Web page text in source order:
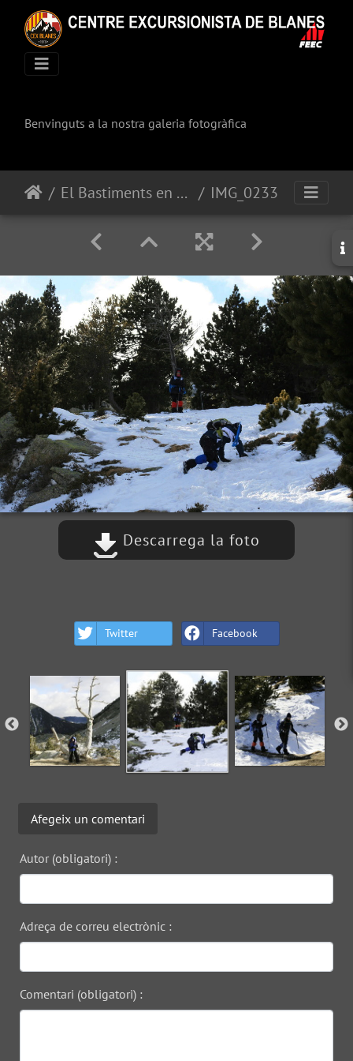
Benvinguts a la nostra galeria fotogràfica
El Bastiments en raquetes IMG_0233
Descarrega la foto
Twitter Facebook
Afegeix un comentari
Autor (obligatori) :
Adreça de correu electrònic :
Comentari (obligatori) :